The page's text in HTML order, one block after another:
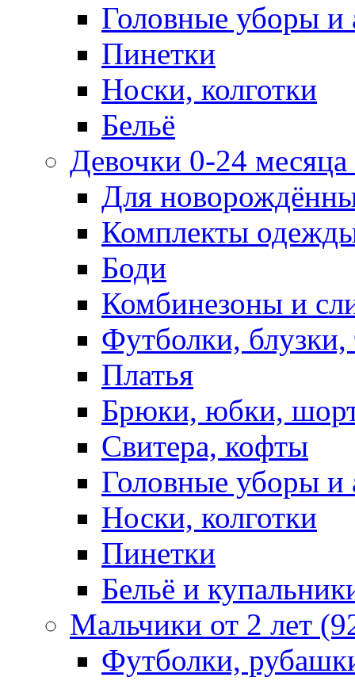
Головные уборы и
Пинетки
Носки, колготки
Бельё
Девочки 0-24
Для
Комплекты
Боди
Комбинезоны и
Футболки,
Платья
Брюки, юбки,
Свитера, кофты
Головные уборы и
Носки, колготки
Пинетки
Бельё и
Мальчики от 2 лет
Футболки,